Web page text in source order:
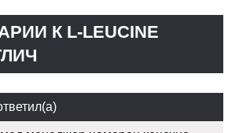
К L-LEUCINE